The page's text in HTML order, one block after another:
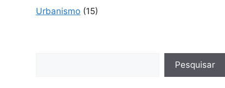
Urbanismo (15)
Pesquisar